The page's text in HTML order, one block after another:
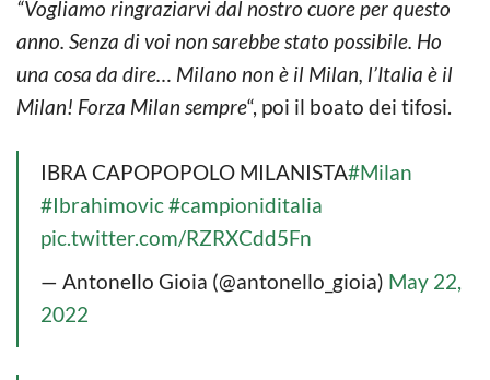
“Vogliamo ringraziarvi dal nostro cuore per questo
anno. Senza di voi non sarebbe stato possibile. Ho
una cosa da dire… Milano non è il Milan, l’Italia è il
Milan! Forza Milan sempre“, poi il boato dei tifosi.
IBRA CAPOPOPOLO MILANISTA#Milan
#Ibrahimovic#campioniditalia
pic.twitter.com/RZRXCdd5Fn
— Antonello Gioia (@antonello_gioia) May 22,
2022